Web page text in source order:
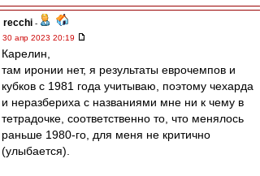
recchi -
30 апр 2023 20:19
Карелин,
там иронии нет, я результаты еврочемпов и
кубков с 1981 года учитываю, поэтому чехарда
и неразбериха с названиями мне ни к чему в
тетрадочке, соответственно то, что менялось
раньше 1980-го, для меня не критично
(улыбается).